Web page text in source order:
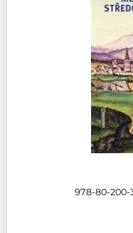
978-80-200-